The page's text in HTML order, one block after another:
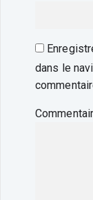
dans le